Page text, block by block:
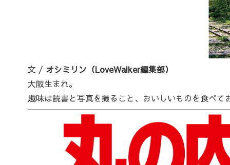
文 / オシミリン（LoveWalker編集部）
大阪生まれ。
趣味は読書と写真を撮ること、おいしいものを食べて